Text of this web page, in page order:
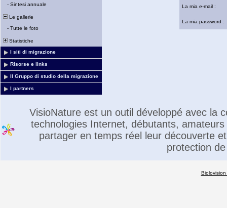
- Sintesi annuale
Le gallerie
- Tutte le foto
Statistiche
I siti di migrazione
Risorse e links
Il Gruppo di studio della migrazione
I partners
La mia e-mail :
La mia password :
VisioNature est un outil développé avec la
technologies Internet, débutants,
partager en temps réel leur découverte
protection
Biolovision